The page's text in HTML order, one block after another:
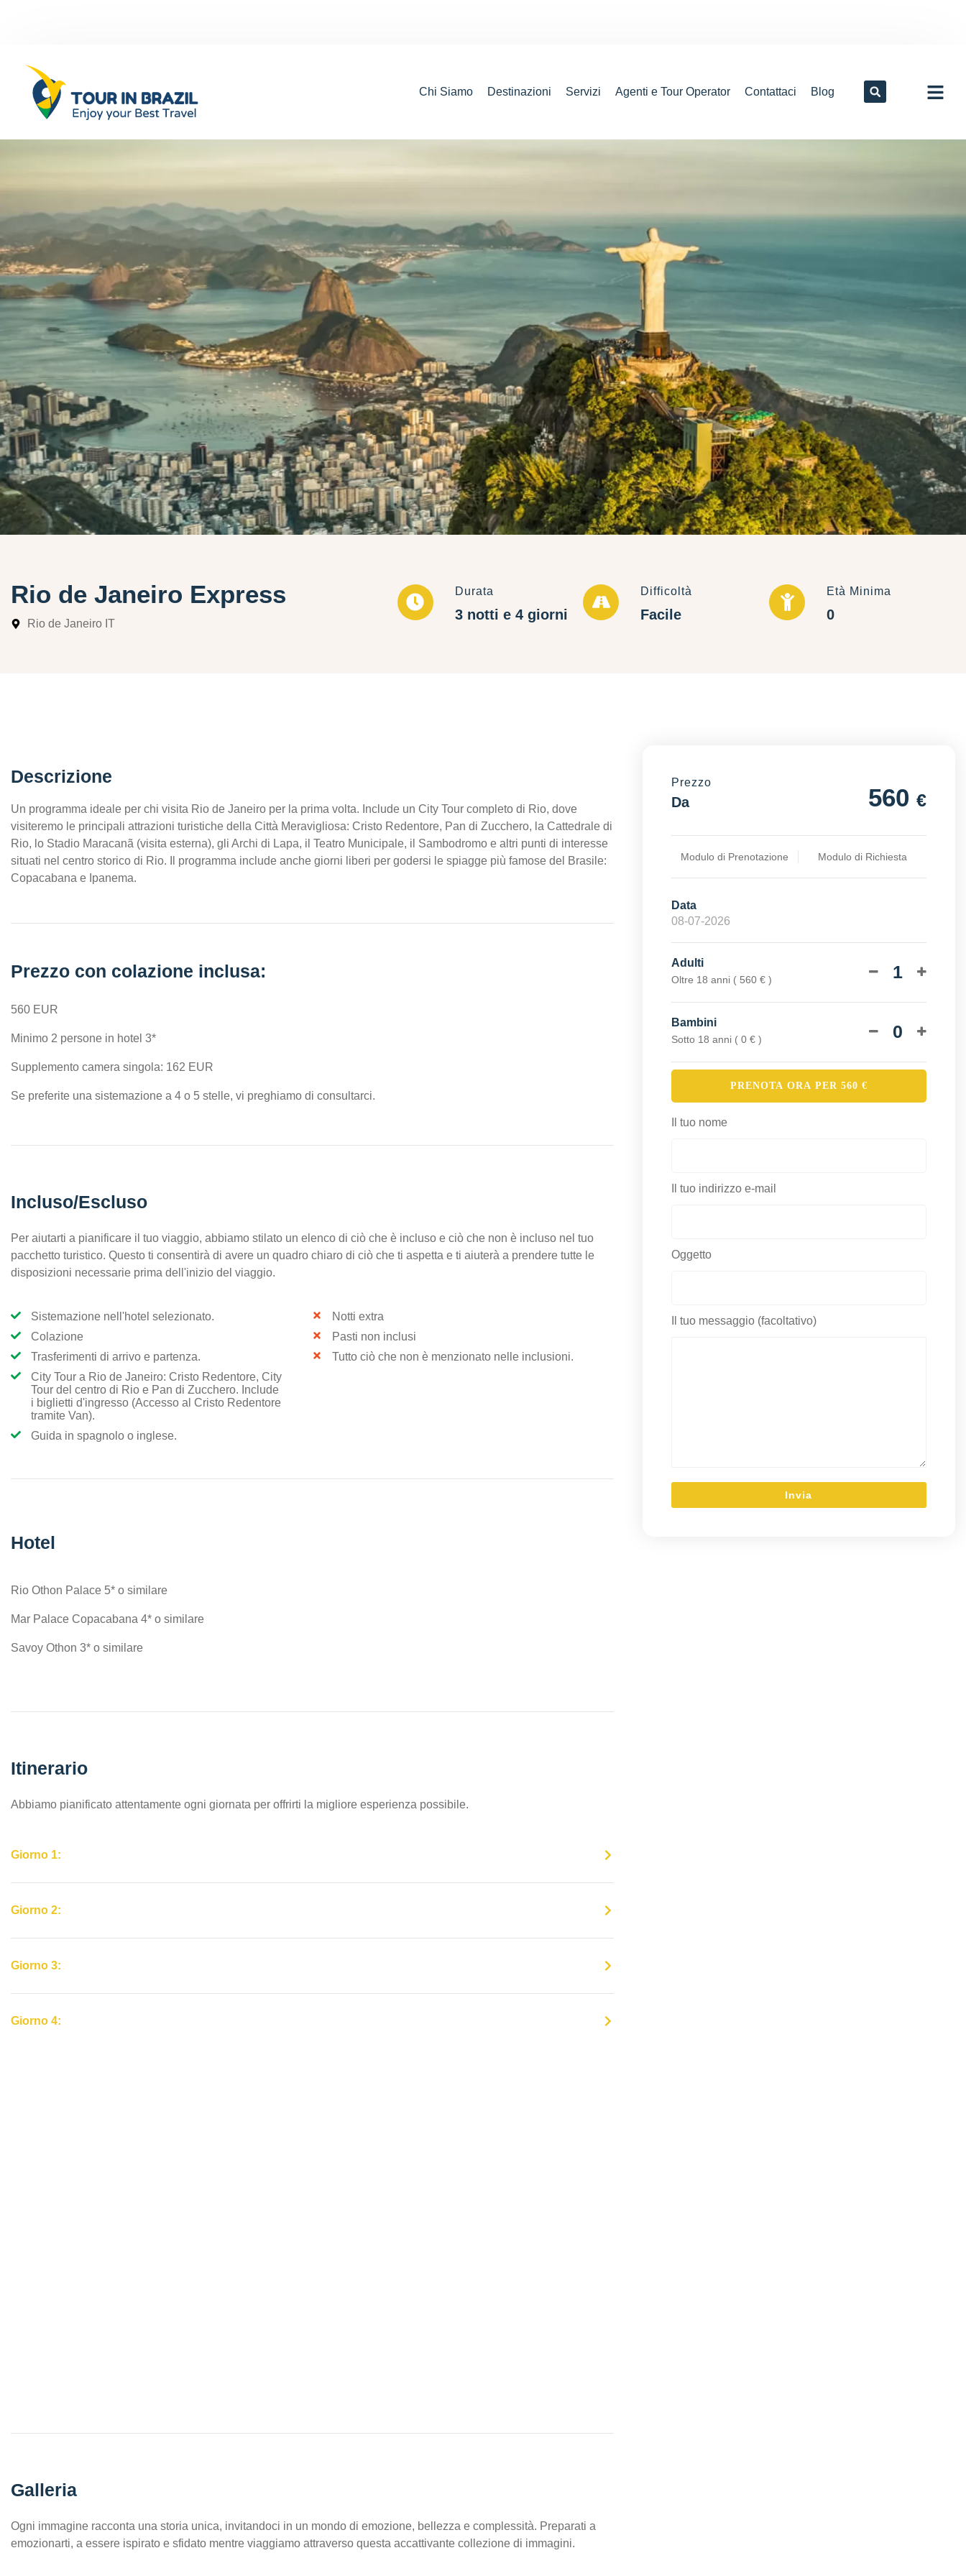
Chi Siamo Destinazioni Servizi Agenti e Tour Operator Contattaci Blog
Rio de Janeiro Express
Rio de Janeiro IT
Durata
3 notti e 4 giorni
Difficoltà
Facile
Età Minima
0
Descrizione
Un programma ideale per chi visita Rio de Janeiro per la prima volta. Include un City Tour completo di Rio, dove
visiteremo le principali attrazioni turistiche della Città Meravigliosa: Cristo Redentore, Pan di Zucchero, la Cattedrale di
Rio, lo Stadio Maracanã (visita esterna), gli Archi di Lapa, il Teatro Municipale, il Sambodromo e altri punti di interesse
situati nel centro storico di Rio. Il programma include anche giorni liberi per godersi le spiagge più famose del Brasile:
Copacabana e Ipanema.
Prezzo con colazione inclusa:
560 EUR
Minimo 2 persone in hotel 3*
Supplemento camera singola: 162 EUR
Se preferite una sistemazione a 4 o 5 stelle, vi preghiamo di consultarci.
Incluso/Escluso
Per aiutarti a pianificare il tuo viaggio, abbiamo stilato un elenco di ciò che è incluso e ciò che non è incluso nel tuo
pacchetto turistico. Questo ti consentirà di avere un quadro chiaro di ciò che ti aspetta e ti aiuterà a prendere tutte le
disposizioni necessarie prima dell'inizio del viaggio.
Sistemazione nell'hotel selezionato.
Colazione
Trasferimenti di arrivo e partenza.
City Tour a Rio de Janeiro: Cristo Redentore, City
Tour del centro di Rio e Pan di Zucchero. Include
i biglietti d'ingresso (Accesso al Cristo Redentore
tramite Van).
Guida in spagnolo o inglese.
Notti extra
Pasti non inclusi
Tutto ciò che non è menzionato nelle inclusioni.
Hotel
Rio Othon Palace 5* o similare
Mar Palace Copacabana 4* o similare
Savoy Othon 3* o similare
Itinerario
Abbiamo pianificato attentamente ogni giornata per offrirti la migliore esperienza possibile.
Giorno 1:
Giorno 2:
Giorno 3:
Giorno 4:
Galleria
Ogni immagine racconta una storia unica, invitandoci in un mondo di emozione, bellezza e complessità. Preparati a
emozionarti, a essere ispirato e sfidato mentre viaggiamo attraverso questa accattivante collezione di immagini.
Prezzo
Da 560 €
Modulo di Prenotazione Modulo di Richiesta
Data
Adulti
Oltre 18 anni ( 560 € ) 1
Bambini
Sotto 18 anni ( 0 € ) 0
PRENOTA ORA PER 560 €
Il tuo nome
Il tuo indirizzo e-mail
Oggetto
Il tuo messaggio (facoltativo)